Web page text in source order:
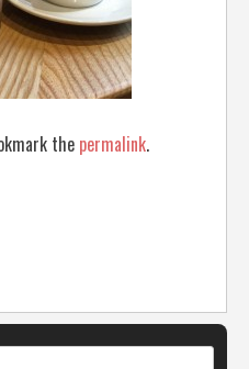
the permalink.